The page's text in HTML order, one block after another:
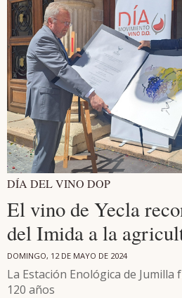
DÍA DEL VINO DOP
El vino de Yecla
del Imida a la
DOMINGO, 12 DE MAYO DE 2024
La Estación Enológica de Jumilla
120 años